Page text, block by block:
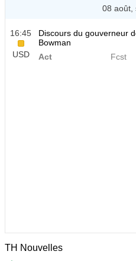
08 août,
16:45
USD
Discours du gouverneur
Bowman
Act
Fcst
TH Nouvelles